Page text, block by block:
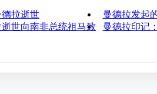
拉逝世
曼德拉发起
世向南非总统祖马致
曼德拉印记